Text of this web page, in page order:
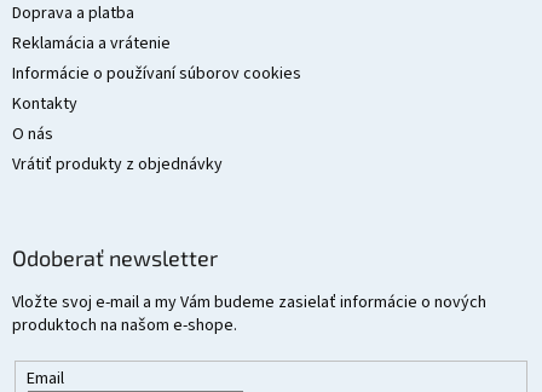
Doprava a platba
Reklamácia a vrátenie
Informácie o používaní súborov cookies
Kontakty
O nás
Vrátiť produkty z objednávky
Odoberať newsletter
Vložte svoj e-mail a my Vám budeme zasielať informácie o nových
produktoch na našom e-shope.
Email